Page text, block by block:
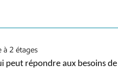
2 étages
peut répondre aux besoins de